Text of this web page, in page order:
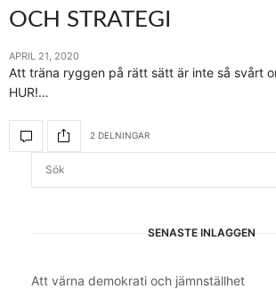
OCH STRATEGI
APRIL 21, 2020
Att träna ryggen på rätt sätt är inte så svårt
HUR!…
2 DELNINGAR
SENASTE INLÄGGEN
Att värna demokrati och jämnställhet